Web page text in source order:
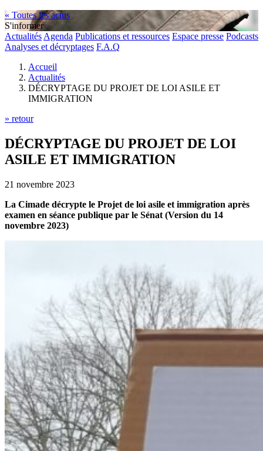
« Toutes les actus
S'informer
Actualités Agenda Publications et ressources Espace presse Podcasts
Analyses et décryptages F.A.Q
Accueil
Actualités
DÉCRYPTAGE DU PROJET DE LOI ASILE ET
IMMIGRATION
» retour
DÉCRYPTAGE DU PROJET DE LOI
ASILE ET IMMIGRATION
21 novembre 2023
La Cimade décrypte le Projet de loi asile et immigration après
examen en séance publique par le Sénat (Version du 14
novembre 2023)